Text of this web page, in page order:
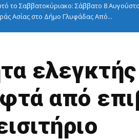
το Σαββατοκύριακο: Σάββατο 8
Ασίας στο Δήμο Γλυφάδας Από...
από